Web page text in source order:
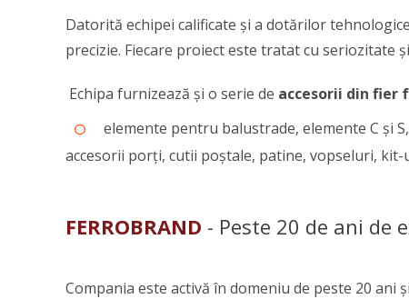
Datorită echipei calificate și a dotărilor
precizie. Fiecare proiect este tratat cu
Echipa furnizează și o serie de accesorii din fier
elemente pentru balustrade, elemente C și
accesorii porți, cutii poștale, patine, vopseluri,
FERROBRAND - Peste 20 de ani de
Compania este activă în domeniu de peste 20